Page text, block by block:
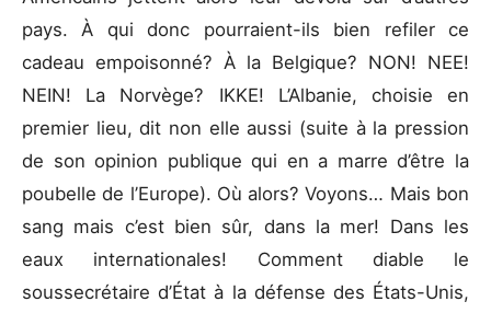
pays. À qui donc pourraient-ils bien refiler ce
cadeau empoisonné? À la Belgique? NON! NEE!
NEIN! La Norvège? IKKE! L’Albanie, choisie en
premier lieu, dit non elle aussi (suite à la pression
de son opinion publique qui en a marre d’être la
poubelle de l’Europe). Où alors? Voyons… Mais bon
sang mais c’est bien sûr, dans la mer! Dans les
eaux internationales! Comment diable le
soussecrétaire d’État à la défense des États-Unis,